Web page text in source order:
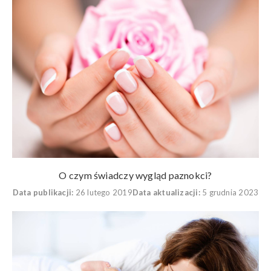
O czym świadczy wygląd paznokci?
Data publikacji: 26 lutego 2019Data aktualizacji: 5 grudnia 2023